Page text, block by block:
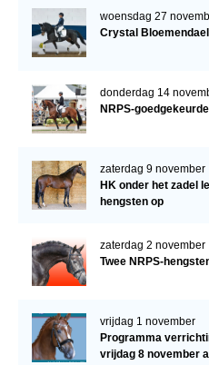
woensdag 27
Crystal
donderdag 14
NRPS-
zaterdag 9 november
HK onder het zadel
hengsten op
zaterdag 2 november
Twee NRPS-
vrijdag 1 november
Programma
vrijdag 8 november